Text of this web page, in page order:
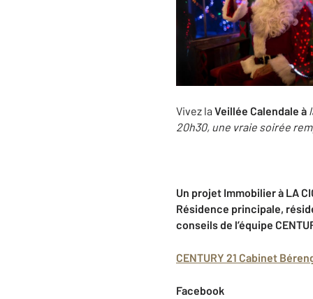
Vivez la Veillée Calendale à
20h30, une vraie soirée
Un projet Immobilier à LA
Résidence principale,
conseils de l’équipe
CENTURY 21 Cabinet
Facebook